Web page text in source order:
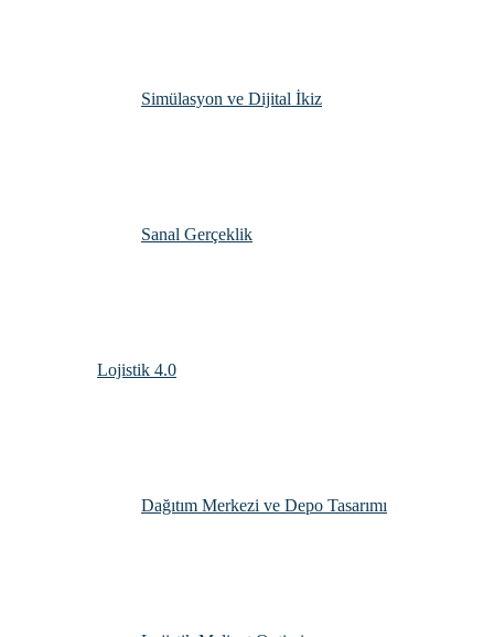
Simülasyon ve Dijital İkiz
Sanal Gerçeklik
Lojistik 4.0
Dağıtım Merkezi ve Depo Tasarımı